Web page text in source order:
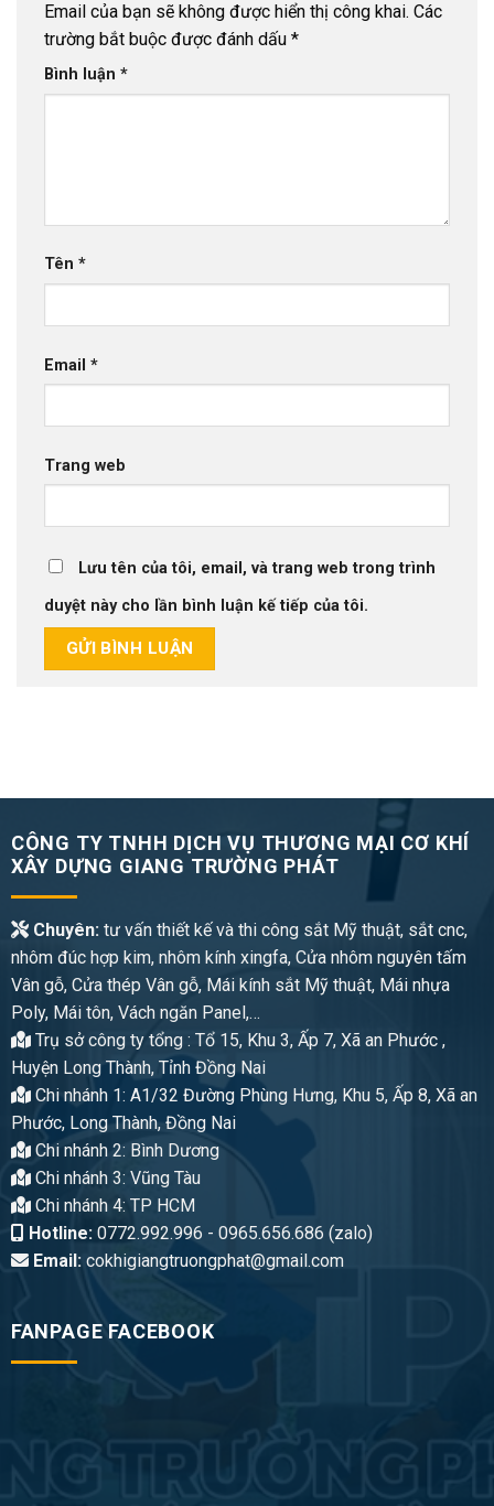
Email của bạn sẽ không được hiển thị công khai. Các
trường bắt buộc được đánh dấu *
Bình luận *
Tên *
Email *
Trang web
Lưu tên của tôi, email, và trang web trong trình
duyệt này cho lần bình luận kế tiếp của tôi.
CÔNG TY TNHH DỊCH VỤ THƯƠNG MẠI CƠ KHÍ
XÂY DỰNG GIANG TRƯỜNG PHÁT
Chuyên:tư vấn thiết kế và thi công sắt Mỹ thuật, sắt cnc,
nhôm đúc hợp kim, nhôm kính xingfa, Cửa nhôm nguyên tấm
Vân gỗ, Cửa thép Vân gỗ, Mái kính sắt Mỹ thuật, Mái nhựa
Poly, Mái tôn, Vách ngăn Panel,…
Trụ sở công ty tổng : Tổ 15, Khu 3, Ấp 7, Xã an Phước ,
Huyện Long Thành, Tỉnh Đồng Nai
Chi nhánh 1: A1/32 Đường Phùng Hưng, Khu 5, Ấp 8, Xã an
Phước, Long Thành, Đồng Nai
Chi nhánh 2: Bình Dương
Chi nhánh 3: Vũng Tàu
Chi nhánh 4: TP HCM
Hotline:0772.992.996 - 0965.656.686 (zalo)
Email:cokhigiangtruongphat@gmail.com
FANPAGE FACEBOOK